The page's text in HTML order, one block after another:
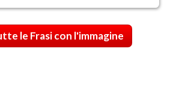
le Frasi con l'immagine